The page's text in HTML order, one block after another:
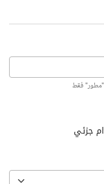
فقط
جزئي